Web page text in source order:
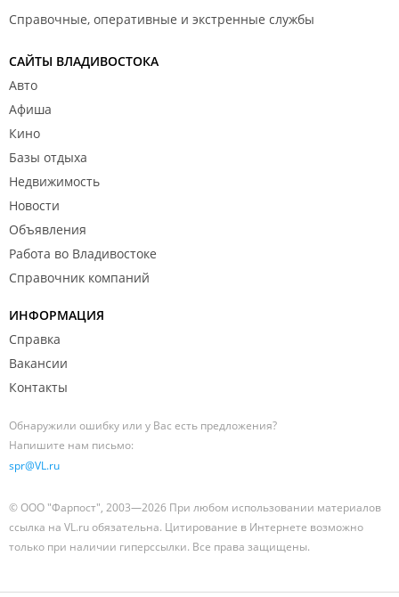
Справочные, оперативные и экстренные службы
САЙТЫ ВЛАДИВОСТОКА
Авто
Афиша
Кино
Базы отдыха
Недвижимость
Новости
Объявления
Работа во Владивостоке
Справочник компаний
ИНФОРМАЦИЯ
Справка
Вакансии
Контакты
Обнаружили ошибку или у Вас есть предложения?
Напишите нам письмо:
spr@VL.ru
© ООО "Фарпост", 2003—2026 При любом использовании материалов
ссылка на VL.ru обязательна. Цитирование в Интернете возможно
только при наличии гиперссылки. Все права защищены.